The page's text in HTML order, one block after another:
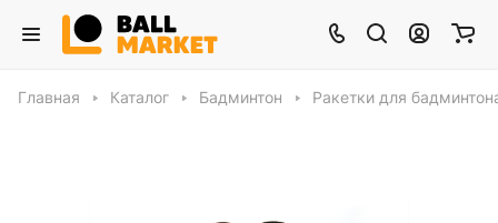
Главная Каталог Бадминтон Ракетки для